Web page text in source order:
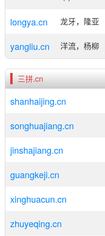
longya.cn 龙牙，隆亚
yangliu.cn 洋流，杨柳
三拼.cn
shanhaijing.cn
songhuajiang.cn
jinshajiang.cn
guangkeji.cn
xinghuacun.cn
zhuyeqing.cn